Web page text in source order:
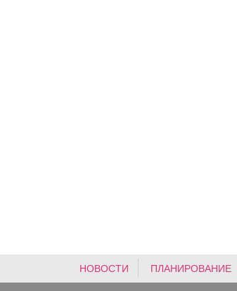
НОВОСТИ ПЛАНИРОВАНИЕ